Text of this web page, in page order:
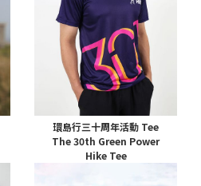
環島行三十周年活動 Tee
The 30th Green Power
Hike Tee